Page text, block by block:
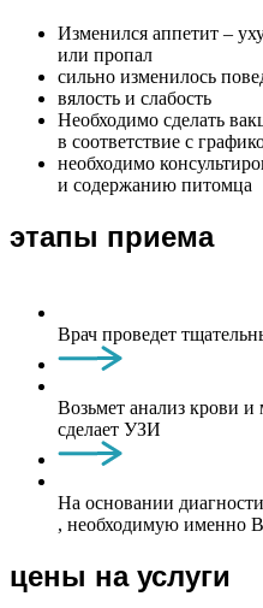
Изменился аппетит –
или пропал
сильно изменилось
вялость и слабость
Необходимо сделать
в соответствие с
необходимо
и содержанию питомца
этапы приема
Врач проведет
Возьмет анализ крови
сделает УЗИ
На основании
, необходимую именно
цены на услуги